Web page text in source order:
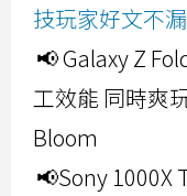
技玩家好文不漏
📢 Galaxy Z
工效能 同時爽
Bloom
📢Sony 1000X